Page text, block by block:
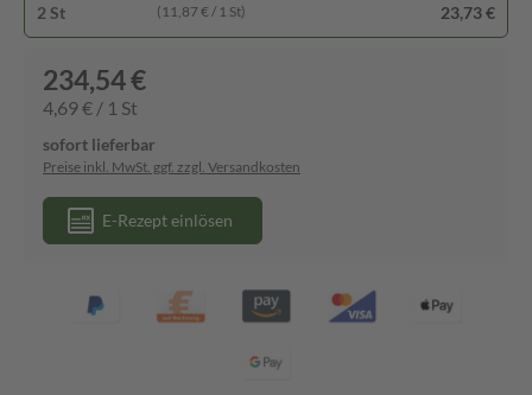
2 St (11,87 € / 1 St) 23,73 €
234,54 €
4,69 € / 1 St
sofort lieferbar
Preise inkl. MwSt. ggf. zzgl. Versandkosten
E-Rezept einlösen